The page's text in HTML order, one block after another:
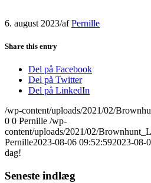
6. august 2023/afPernille
Share this entry
Del på Facebook
Del på Twitter
Del på LinkedIn
/wp-content/uploads/2021/02/
0 0 Pernille /wp-
content/uploads/2021/02/
Pernille2023-08-06 09:52:592023-08-
dag!
Seneste indlæg